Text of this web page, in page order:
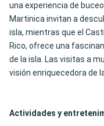
una experiencia de
Martinica invitan a
isla, mientras que el
Rico, ofrece una
de la isla. Las visitas a
visión enriquecedora de
Actividades y